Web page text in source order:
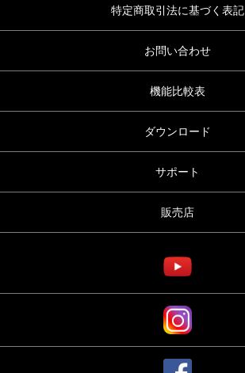
特定商取引法に基づく表記
お問い合わせ
機能比較表
ダウンロード
サポート
販売店